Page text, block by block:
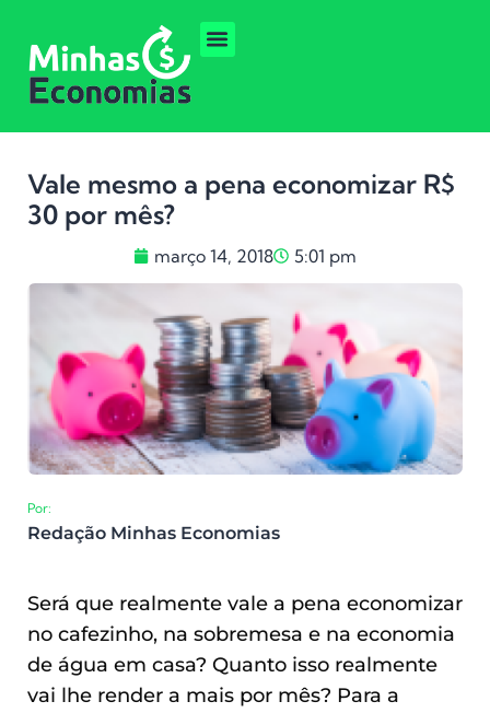
Vale mesmo a pena economizar R$
30 por mês?
março 14, 2018 5:01 pm
Por:
Redação Minhas Economias
Será que realmente vale a pena economizar
no cafezinho, na sobremesa e na economia
de água em casa? Quanto isso realmente
vai lhe render a mais por mês? Para a